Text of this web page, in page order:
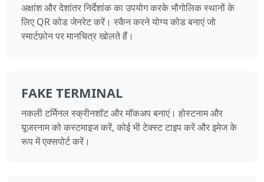
अक्षांश और देशांतर निर्देशांक का उपयोग करके भौगोलिक स्थानों के
लिए QR कोड जेनरेट करें। स्कैन करने योग्य कोड बनाएं जो
स्मार्टफ़ोन पर मानचित्र खोलते हैं।
FAKE TERMINAL
नकली टर्मिनल स्क्रीनशॉट और मॉकअप बनाएं। होस्टनाम और
यूजरनाम को कस्टमाइज करें, कोई भी टेक्स्ट टाइप करें और इमेज के
रूप में एक्सपोर्ट करें।